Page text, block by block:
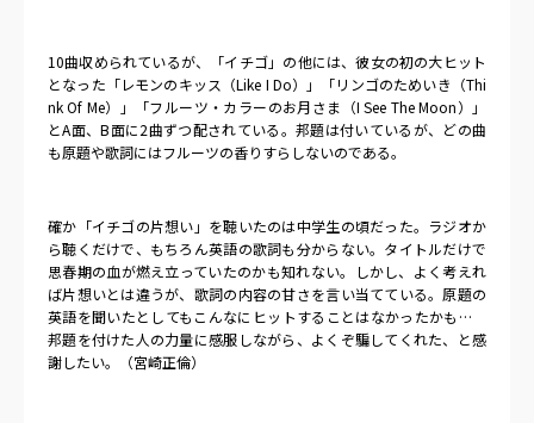
10曲収められているが、「イチゴ」の他には、彼女の初の大ヒット
となった「レモンのキッス（Like I Do）」「リンゴのためいき（Thi
nk Of Me）」「フルーツ・カラーのお月さま（I See The Moon）」
とA面、B面に2曲ずつ配されている。邦題は付いているが、どの曲
も原題や歌詞にはフルーツの香りすらしないのである。
確か「イチゴの片想い」を聴いたのは中学生の頃だった。ラジオか
ら聴くだけで、もちろん英語の歌詞も分からない。タイトルだけで
思春期の血が燃え立っていたのかも知れない。しかし、よく考えれ
ば片想いとは違うが、歌詞の内容の甘さを言い当てている。原題の
英語を聞いたとしてもこんなにヒットすることはなかったかも…
邦題を付けた人の力量に感服しながら、よくぞ騙してくれた、と感
謝したい。（宮崎正倫）